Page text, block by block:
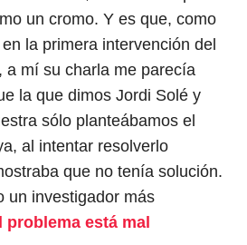
un cromo. Y es que, como
la primera intervención del
a mí su charla me parecía
la que dimos Jordi Solé y
sólo planteábamos el
al intentar resolverlo
que no tenía solución.
un investigador más
problema está mal